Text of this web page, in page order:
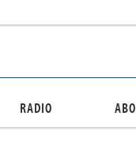
RADIO ABO